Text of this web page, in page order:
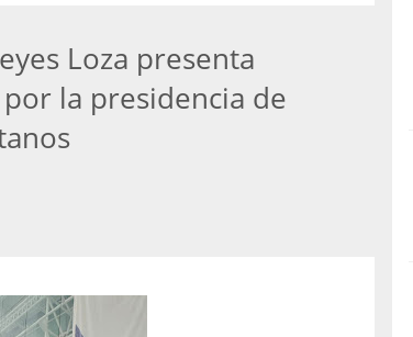
Loza presenta
la presidencia de